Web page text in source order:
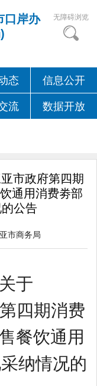
口岸办
无障碍浏览
态 信息公开
流 数据开放
市政府第四期
通用消费劵部
公告
市商务局
于
四期消费
餐饮通用
采纳情况的